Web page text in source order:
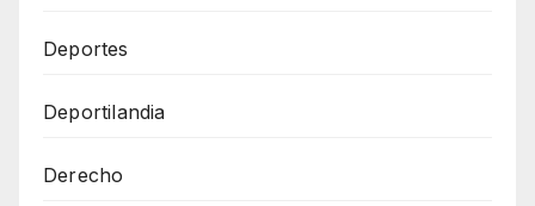
Deportes
Deportilandia
Derecho